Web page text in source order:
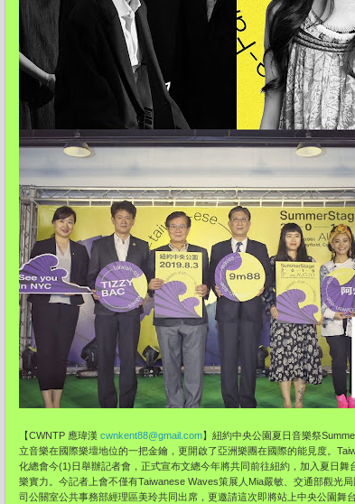
【CWNTP 應瑋漢 cwnkent88@gmail.com】紐約中央公園夏日音樂祭
立音樂在國際樂壇地位的一把金鑰，更開啟了亞洲樂團在國際的能見度。
化總會今(1)日舉辦記者會，正式宣布文總今年將共同前往紐約，加入夏日
樂實力。今記者上會不僅有Taiwanese Waves策展人Mia嚴敏、交通部觀光
司公關室公共事務部經理區美玲共同出席，更邀請這次即將站上中央公園舞